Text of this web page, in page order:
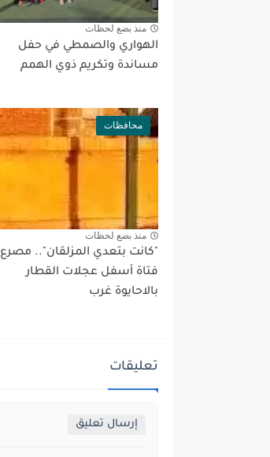
منذ بضع لحظات
الهواري والصمطي في حفل
مساندة وتكريم ذوي الهمم
محافظات
منذ بضع لحظات
"كانت بتعدي المزلقان".. مصرع
فتاة أسفل عجلات القطار
بالاحايوة غرب
تعليقات
إرسال تعليق